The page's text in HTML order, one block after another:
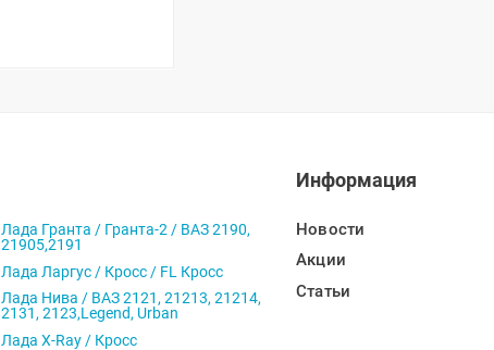
Лада Гранта / Гранта-2 / ВАЗ 2190,
21905,2191
Лада Ларгус / Кросс / FL Кросс
Лада Нива / ВАЗ 2121, 21213, 21214,
2131, 2123,Legend, Urban
Лада X-Ray / Кросс
Информация
Новости
Акции
Статьи